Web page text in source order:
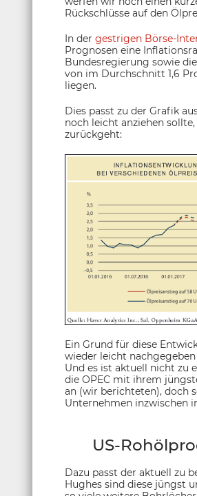
Rückschlüsse auf den
In der gestrigen Börse-
Prognosen eine
Bundesregierung sowie
von im Durchschnitt 1,6
liegen.
Dies passt zu der Grafik
noch leicht anziehen
zurückgeht:
Ein Grund für diese
wieder leicht
Und es ist aktuell nicht zu
die OPEC mit ihrem
an (wir berichteten), doch
Unternehmen inzwischen
US-
Dazu passt der aktuell zu
Hughes sind diese jüngst